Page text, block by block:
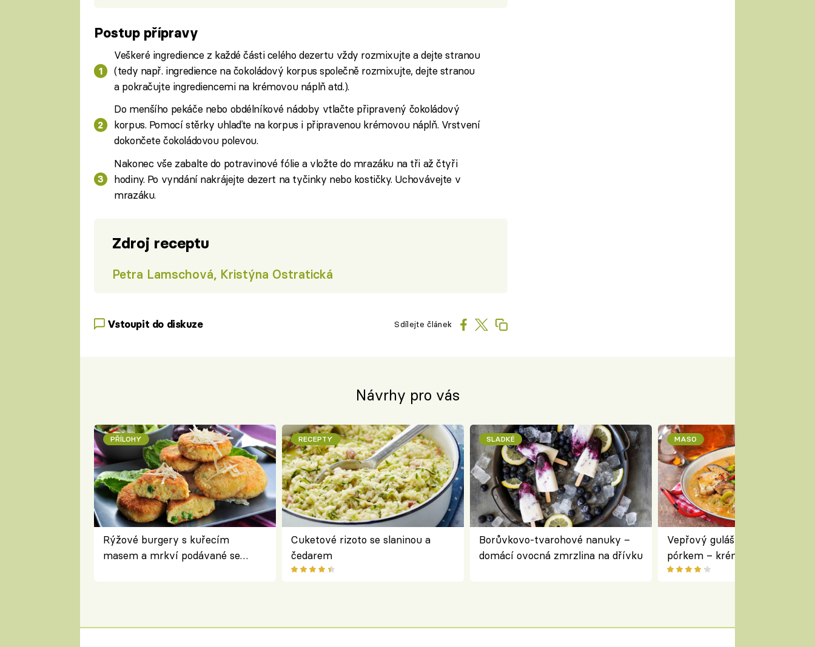
Postup přípravy
Veškeré ingredience z každé části celého dezertu vždy rozmixujte a dejte stranou
(tedy např. ingredience na čokoládový korpus společně rozmixujte, dejte stranou
a pokračujte ingrediencemi na krémovou náplň atd.).
Do menšího pekáče nebo obdélníkové nádoby vtlačte připravený čokoládový
korpus. Pomocí stěrky uhlaďte na korpus i připravenou krémovou náplň. Vrstvení
dokončete čokoládovou polevou.
Nakonec vše zabalte do potravinové fólie a vložte do mrazáku na tři až čtyři
hodiny. Po vyndání nakrájejte dezert na tyčinky nebo kostičky. Uchovávejte v
mrazáku.
Zdroj receptu
Petra Lamschová, Kristýna Ostratická
Vstoupit do diskuze Sdílejte článek
Návrhy pro vás
PŘÍLOHY
Rýžové burgery s kuřecím
masem a mrkví podávané se
RECEPTY
Cuketové rizoto se slaninou a
čedarem
SLADKÉ
Borůvkovo-tvarohové nanuky –
domácí ovocná zmrzlina na dřívku
MASO
Vepřový guláš s houbami a
pórkem – krémový a voňavý
pokrm z jednoho hrnce